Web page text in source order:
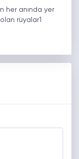
her anında yer
rüyalar1